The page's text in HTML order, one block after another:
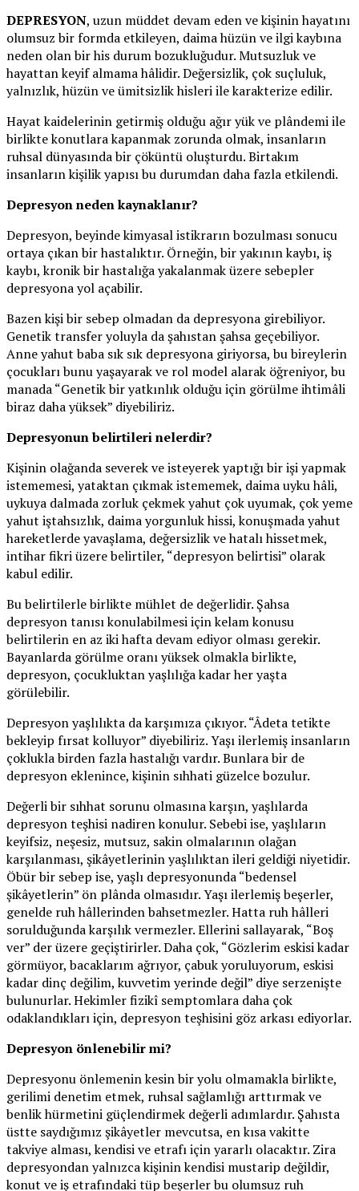
DEPRESYON, uzun müddet devam eden ve kişinin hayatını
olumsuz bir formda etkileyen, daima hüzün ve ilgi kaybına
neden olan bir his durum bozukluğudur. Mutsuzluk ve
hayattan keyif almama hâlidir. Değersizlik, çok suçluluk,
yalnızlık, hüzün ve ümitsizlik hisleri ile karakterize edilir.
Hayat kaidelerinin getirmiş olduğu ağır yük ve plândemi ile
birlikte konutlara kapanmak zorunda olmak, insanların
ruhsal dünyasında bir çöküntü oluşturdu. Birtakım
insanların kişilik yapısı bu durumdan daha fazla etkilendi.
Depresyon neden kaynaklanır?
Depresyon, beyinde kimyasal istikrarın bozulması sonucu
ortaya çıkan bir hastalıktır. Örneğin, bir yakının kaybı, iş
kaybı, kronik bir hastalığa yakalanmak üzere sebepler
depresyona yol açabilir.
Bazen kişi bir sebep olmadan da depresyona girebiliyor.
Genetik transfer yoluyla da şahıstan şahsa geçebiliyor.
Anne yahut baba sık sık depresyona giriyorsa, bu bireylerin
çocukları bunu yaşayarak ve rol model alarak öğreniyor, bu
manada “Genetik bir yatkınlık olduğu için görülme ihtimâli
biraz daha yüksek” diyebiliriz.
Depresyonun belirtileri nelerdir?
Kişinin olağanda severek ve isteyerek yaptığı bir işi yapmak
istememesi, yataktan çıkmak istememek, daima uyku hâli,
uykuya dalmada zorluk çekmek yahut çok uyumak, çok yeme
yahut iştahsızlık, daima yorgunluk hissi, konuşmada yahut
hareketlerde yavaşlama, değersizlik ve hatalı hissetmek,
intihar fikri üzere belirtiler, “depresyon belirtisi” olarak
kabul edilir.
Bu belirtilerle birlikte mühlet de değerlidir. Şahsa
depresyon tanısı konulabilmesi için kelam konusu
belirtilerin en az iki hafta devam ediyor olması gerekir.
Bayanlarda görülme oranı yüksek olmakla birlikte,
depresyon, çocukluktan yaşlılığa kadar her yaşta
görülebilir.
Depresyon yaşlılıkta da karşımıza çıkıyor. “Âdeta tetikte
bekleyip fırsat kolluyor” diyebiliriz. Yaşı ilerlemiş insanların
çoklukla birden fazla hastalığı vardır. Bunlara bir de
depresyon eklenince, kişinin sıhhati güzelce bozulur.
Değerli bir sıhhat sorunu olmasına karşın, yaşlılarda
depresyon teşhisi nadiren konulur. Sebebi ise, yaşlıların
keyifsiz, neşesiz, mutsuz, sakin olmalarının olağan
karşılanması, şikâyetlerinin yaşlılıktan ileri geldiği niyetidir.
Öbür bir sebep ise, yaşlı depresyonunda “bedensel
şikâyetlerin” ön plânda olmasıdır. Yaşı ilerlemiş beşerler,
genelde ruh hâllerinden bahsetmezler. Hatta ruh hâlleri
sorulduğunda karşılık vermezler. Ellerini sallayarak, “Boş
ver” der üzere geçiştirirler. Daha çok, “Gözlerim eskisi kadar
görmüyor, bacaklarım ağrıyor, çabuk yoruluyorum, eskisi
kadar dinç değilim, kuvvetim yerinde değil” diye serzenişte
bulunurlar. Hekimler fizikî semptomlara daha çok
odaklandıkları için, depresyon teşhisini göz arkası ediyorlar.
Depresyon önlenebilir mi?
Depresyonu önlemenin kesin bir yolu olmamakla birlikte,
gerilimi denetim etmek, ruhsal sağlamlığı arttırmak ve
benlik hürmetini güçlendirmek değerli adımlardır. Şahısta
üstte saydığımız şikâyetler mevcutsa, en kısa vakitte
takviye alması, kendisi ve etrafı için yararlı olacaktır. Zira
depresyondan yalnızca kişinin kendisi mustarip değildir,
konut ve iş etrafındaki tüp beşerler bu olumsuz ruh